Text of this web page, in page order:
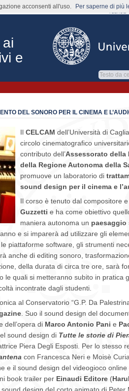
e
rubrica
DEL SONORO PER IL CINEMA E
Il CELCAM dell’Università di
circolo cinematografico
contributo dell’Assessorato della
della Regione Autonoma della
promuove un laboratorio di
sound design per il cinema e
Il corso è tenuto dal compositore
Guzzetti e ha come obiettivo
maniera autonoma un paesaggio
e si imparerà ad utilizzare gli
piattaforme software, gli strumenti
anche di editing sonoro,
della durata di circa tre ore, sarà
le quali si metteranno subito in pratica
incontrate dagli studenti.
al Conservatorio “G.P. Da
. Suo il sound design del
dell’opera di Marco Antonio Pani e
sound design di Tutte le storie di
Piera Degli Esposti. Per lo stesso
con Francesca Neri e Moisè
e il sound design del videogioco online
book trailer per Einaudi Editore (
acconsenti all'uso. Per saperne di più